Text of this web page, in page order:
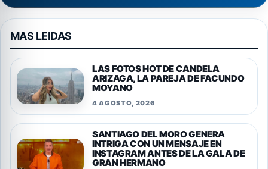
MAS LEIDAS
LAS FOTOS HOT DE CANDELA
ARIZAGA, LA PAREJA DE FACUNDO
MOYANO
4 AGOSTO, 2026
SANTIAGO DEL MORO GENERA
INTRIGA CON UN MENSAJE EN
INSTAGRAM ANTES DE LA GALA DE
GRAN HERMANO